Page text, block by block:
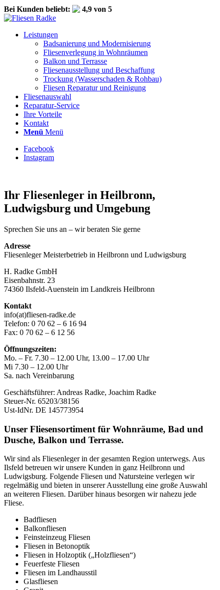
Bei Kunden beliebt: 4,9 von 5
Leistungen
Badsanierung und Modernisierung
Fliesenverlegung in Wohnräumen
Balkon und Terrasse
Fliesenausstellung und Beschaffung
Trockung (Wasserschaden & Rohbau)
Fliesen Reparatur und Reinigung
Fliesenauswahl
Reparatur-Service
Ihre Vorteile
Kontakt
Menü Menü
Facebook
Instagram
Ihr Fliesenleger in Heilbronn,
Ludwigsburg und Umgebung
Sprechen Sie uns an – wir beraten Sie gerne
Adresse
Fliesenleger Meisterbetrieb in Heilbronn und Ludwigsburg
H. Radke GmbH
Eisenbahnstr. 23
74360 Ilsfeld-Auenstein im Landkreis Heilbronn
Kontakt
info(at)fliesen-radke.de
Telefon: 0 70 62 – 6 16 94
Fax: 0 70 62 – 6 12 56
Öffnungszeiten:
Mo. – Fr. 7.30 – 12.00 Uhr, 13.00 – 17.00 Uhr
Mi 7.30 – 12.00 Uhr
Sa. nach Vereinbarung
Geschäftsführer: Andreas Radke, Joachim Radke
Steuer-Nr. 65203/38156
Ust-IdNr. DE 145773954
Unser Fliesensortiment für Wohnräume, Bad und
Dusche, Balkon und Terrasse.
Wir sind als Fliesenleger in der gesamten Region unterwegs. Aus
Ilsfeld betreuen wir unsere Kunden in ganz Heilbronn und
Ludwigsburg. Folgende Fliesen und Natursteine verlegen wir
regelmäßig und bieten in unserer Ausstellung eine große Auswahl
an weiteren Fliesen. Darüber hinaus besorgen wir nahezu jede
Fliese.
Badfliesen
Balkonfliesen
Feinsteinzeug Fliesen
Fliesen in Betonoptik
Fliesen in Holzoptik („Holzfliesen“)
Feuerfeste Fliesen
Fliesen im Landhausstil
Glasfliesen